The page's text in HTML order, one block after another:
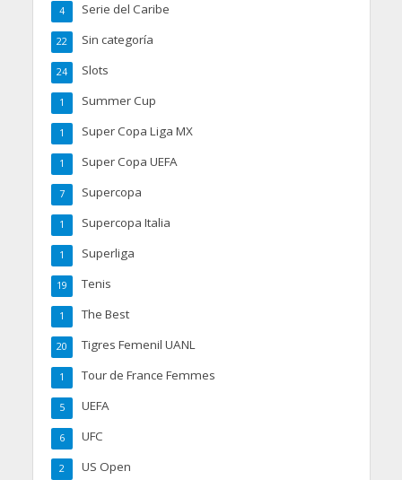
Serie del Caribe
4
Sin categoría
22
Slots
24
Summer Cup
1
Super Copa Liga MX
1
Super Copa UEFA
1
Supercopa
7
Supercopa Italia
1
Superliga
1
Tenis
19
The Best
1
Tigres Femenil UANL
20
Tour de France Femmes
1
UEFA
5
UFC
6
US Open
2